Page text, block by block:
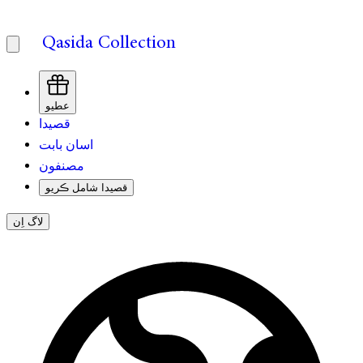
Qasida Collection
عطيو
قصيدا
اسان بابت
مصنفون
قصيدا شامل ڪريو
لاگ اِن